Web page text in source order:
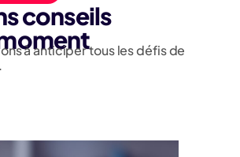
conseils
à anticiper tous les défis de